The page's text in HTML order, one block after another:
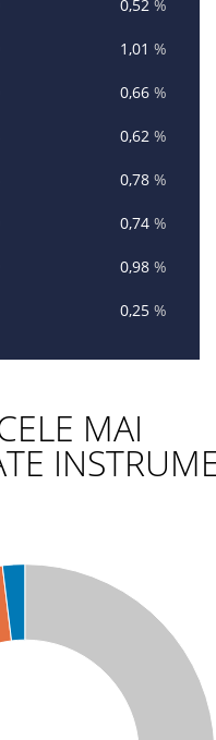
0,52 %
1,01 %
0,66 %
0,62 %
0,78 %
0,74 %
0,98 %
0,25 %
MAI